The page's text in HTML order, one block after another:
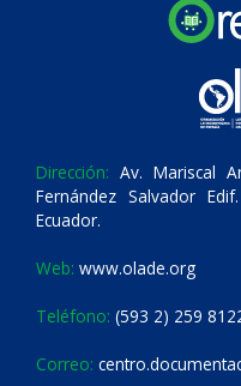
Dirección: Av. Mariscal
Fernández Salvador
Ecuador.
Web: www.olade.org
Teléfono: (593 2) 259
Correo: